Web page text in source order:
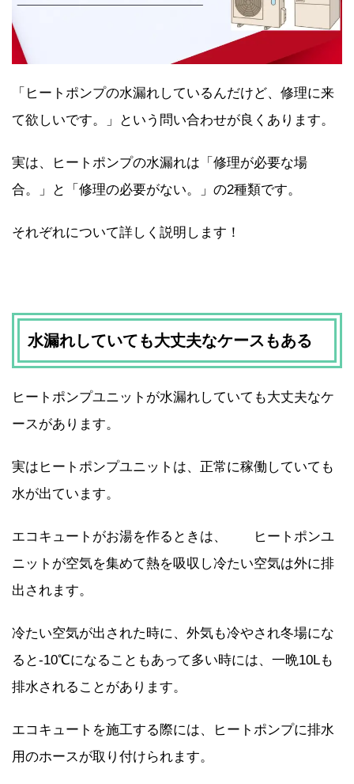
「ヒートポンプの水漏れしているんだけど、修理に来
て欲しいです。」という問い合わせが良くあります。
実は、ヒートポンプの水漏れは「修理が必要な場
合。」と「修理の必要がない。」の2種類です。
それぞれについて詳しく説明します！
水漏れしていても大丈夫なケースもある
ヒートポンプユニットが水漏れしていても大丈夫なケ
ースがあります。
実はヒートポンプユニットは、正常に稼働していても
水が出ています。
エコキュートがお湯を作るときは、 ヒートポンユ
ニットが空気を集めて熱を吸収し冷たい空気は外に排
出されます。
冷たい空気が出された時に、外気も冷やされ冬場にな
ると-10℃になることもあって多い時には、一晩10Lも
排水されることがあります。
エコキュートを施工する際には、ヒートポンプに排水
用のホースが取り付けられます。